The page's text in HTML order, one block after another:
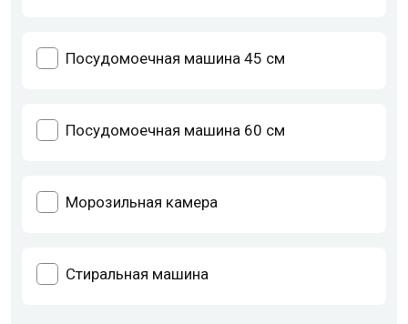
Посудомоечная машина 45 см
Посудомоечная машина 60 см
Морозильная камера
Стиральная машина